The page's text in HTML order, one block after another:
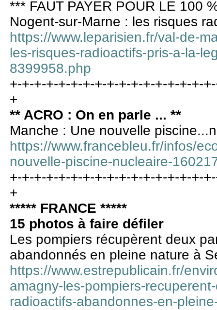
*** FAUT PAYER POUR LE 100
Nogent-sur-Marne : les risques
https://www.leparisien.fr/val-de-
les-risques-radioactifs-pris-a-la-
8399958.php
+-+-+-+-+-+-+-+-+-+-+-+-+-+-+-+-
+
** ACRO : On en parle ... **
Manche : Une nouvelle
https://www.francebleu.fr/infos/
nouvelle-piscine-nucleaire-
+-+-+-+-+-+-+-+-+-+-+-+-+-+-+-+-
+
***** FRANCE *****
15 photos à faire défiler
Les pompiers récupèrent deux
abandonnés en pleine nature à
https://www.estrepublicain.fr/
amagny-les-pompiers-
radioactifs-abandonnes-en-